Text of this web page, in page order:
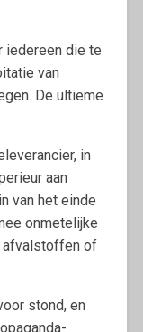
iedereen die te
van
De ultieme
in
aan
van het einde
onmetelijke
afvalstoffen of
stond, en